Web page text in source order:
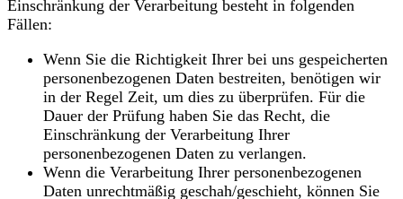
Einschränkung der Verarbeitung besteht in folgenden
Fällen:
Wenn Sie die Richtigkeit Ihrer bei uns gespeicherten
personenbezogenen Daten bestreiten, benötigen wir
in der Regel Zeit, um dies zu überprüfen. Für die
Dauer der Prüfung haben Sie das Recht, die
Einschränkung der Verarbeitung Ihrer
personenbezogenen Daten zu verlangen.
Wenn die Verarbeitung Ihrer personenbezogenen
Daten unrechtmäßig geschah/geschieht, können Sie